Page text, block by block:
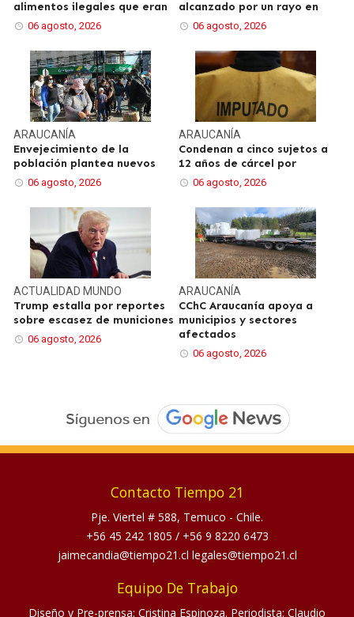
alimentos ilegales que eran
06 agosto, 2026
alcanzado por un rayo en
06 agosto, 2026
ARAUCANÍA
Envejecimiento de la
población plantea nuevos
06 agosto, 2026
ARAUCANÍA
Condenan a cinco sujetos a
12 años de cárcel por
06 agosto, 2026
ACTUALIDADMUNDO
Trump estalla por reportes
sobre escasez de municiones
06 agosto, 2026
ARAUCANÍA
CChC Araucanía apoya a
municipios y sectores
afectados
06 agosto, 2026
Contacto Tiempo 21
Pje. Viertel # 588, Temuco - Chile.
+56 45 242 1805 / +56 9 8220 6473
jaimecandia@tiempo21.cl legales@tiempo21.cl
Equipo De Trabajo
Diseño y Pre-prensa: Cristina Espinoza. Periodista: Claudio